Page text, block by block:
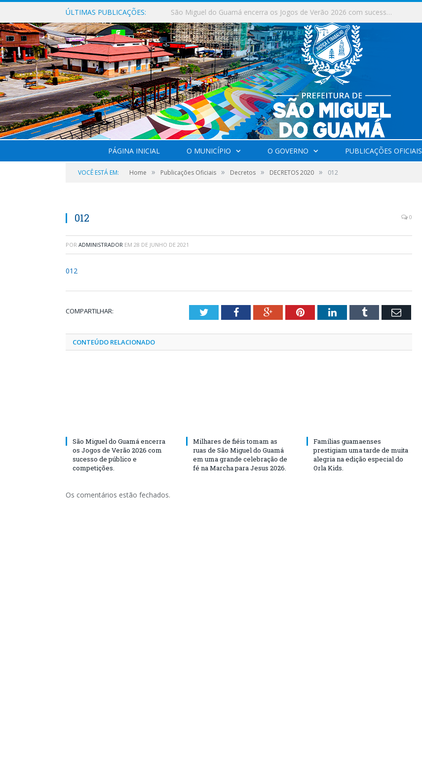
ÚLTIMAS PUBLICAÇÕES: Milhares de fiéis tomam as ruas de São Miguel do Guamá em uma grande celebração de fé na Marcha para Jesus 2026.
PÁGINA INICIAL O MUNICÍPIO O GOVERNO PUBLICAÇÕES OFICIAIS
VOCÊ ESTÁ EM: Home » Publicações Oficiais » Decretos » DECRETOS 2020 » 012
012 0
POR ADMINISTRADOR EM 28 DE JUNHO DE 2021
012
COMPARTILHAR: TwitterFacebookGoogle+PinterestLinkedInTumblr Email
CONTEÚDO RELACIONADO
São Miguel do Guamá encerra
os Jogos de Verão 2026 com
sucesso de público e
competições.
Milhares de fiéis tomam as
ruas de São Miguel do Guamá
em uma grande celebração de
fé na Marcha para Jesus 2026.
Famílias guamaenses
prestigiam uma tarde de muita
alegria na edição especial do
Orla Kids.
Os comentários estão fechados.